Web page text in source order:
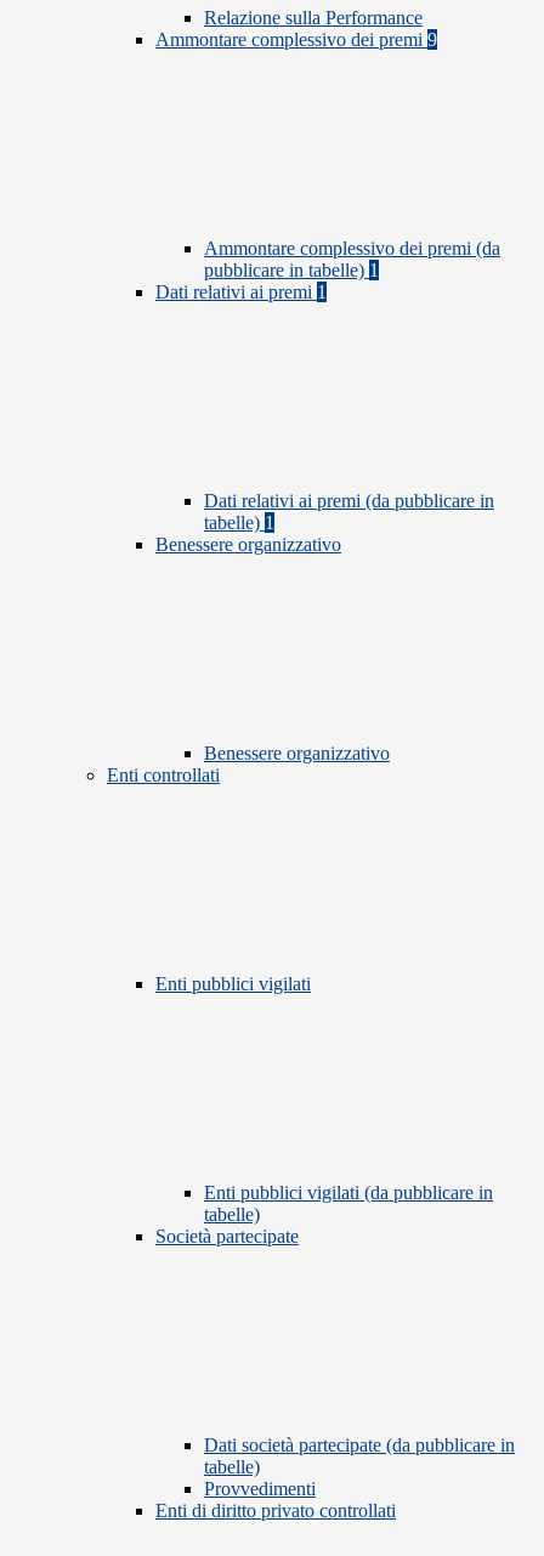
Relazione sulla Performance
Ammontare complessivo dei premi 9
Ammontare complessivo dei premi (da
pubblicare in tabelle) 1
Dati relativi ai premi 1
Dati relativi ai premi (da pubblicare in
tabelle) 1
Benessere organizzativo
Benessere organizzativo
Enti controllati
Enti pubblici vigilati
Enti pubblici vigilati (da pubblicare in
tabelle)
Società partecipate
Dati società partecipate (da pubblicare in
tabelle)
Provvedimenti
Enti di diritto privato controllati